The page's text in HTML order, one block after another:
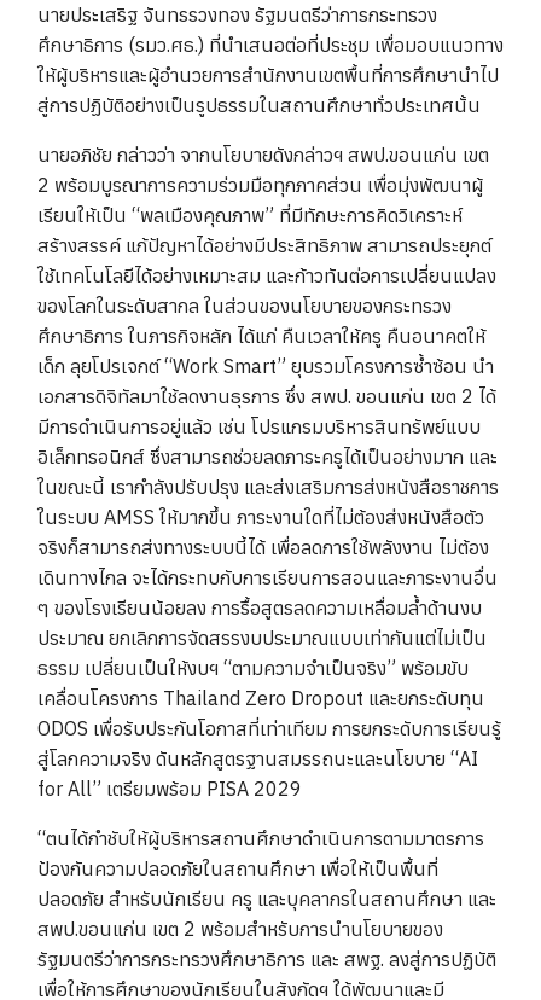
นายประเสริฐ จันทรรวงทอง รัฐมนตรีว่าการกระทรวง
ศึกษาธิการ (รมว.ศธ.) ที่นำเสนอต่อที่ประชุม เพื่อมอบแนวทาง
ให้ผู้บริหารและผู้อำนวยการสำนักงานเขตพื้นที่การศึกษานำไป
สู่การปฏิบัติอย่างเป็นรูปธรรมในสถานศึกษาทั่วประเทศนั้น
นายอภิชัย กล่าวว่า จากนโยบายดังกล่าวฯ สพป.ขอนแก่น เขต
2 พร้อมบูรณาการความร่วมมือทุกภาคส่วน เพื่อมุ่งพัฒนาผู้
เรียนให้เป็น “พลเมืองคุณภาพ” ที่มีทักษะการคิดวิเคราะห์
สร้างสรรค์ แก้ปัญหาได้อย่างมีประสิทธิภาพ สามารถประยุกต์
ใช้เทคโนโลยีได้อย่างเหมาะสม และก้าวทันต่อการเปลี่ยนแปลง
ของโลกในระดับสากล ในส่วนของนโยบายของกระทรวง
ศึกษาธิการ ในภารกิจหลัก ได้แก่ คืนเวลาให้ครู คืนอนาคตให้
เด็ก ลุยโปรเจกต์ “Work Smart” ยุบรวมโครงการซ้ำซ้อน นำ
เอกสารดิจิทัลมาใช้ลดงานธุรการ ซึ่ง สพป. ขอนแก่น เขต 2 ได้
มีการดำเนินการอยู่แล้ว เช่น โปรแกรมบริหารสินทรัพย์แบบ
อิเล็กทรอนิกส์ ซึ่งสามารถช่วยลดภาระครูได้เป็นอย่างมาก และ
ในขณะนี้ เรากำลังปรับปรุง และส่งเสริมการส่งหนังสือราชการ
ในระบบ AMSS ให้มากขึ้น ภาระงานใดที่ไม่ต้องส่งหนังสือตัว
จริงก็สามารถส่งทางระบบนี้ได้ เพื่อลดการใช้พลังงาน ไม่ต้อง
เดินทางไกล จะได้กระทบกับการเรียนการสอนและภาระงานอื่น
ๆ ของโรงเรียนน้อยลง การรื้อสูตรลดความเหลื่อมล้ำด้านงบ
ประมาณ ยกเลิกการจัดสรรงบประมาณแบบเท่ากันแต่ไม่เป็น
ธรรม เปลี่ยนเป็นให้งบฯ “ตามความจำเป็นจริง” พร้อมขับ
เคลื่อนโครงการ Thailand Zero Dropout และยกระดับทุน
ODOS เพื่อรับประกันโอกาสที่เท่าเทียม การยกระดับการเรียนรู้
สู่โลกความจริง ดันหลักสูตรฐานสมรรถนะและนโยบาย “AI
for All” เตรียมพร้อม PISA 2029
“ตนได้กำชับให้ผู้บริหารสถานศึกษาดำเนินการตามมาตรการ
ป้องกันความปลอดภัยในสถานศึกษา เพื่อให้เป็นพื้นที่
ปลอดภัย สำหรับนักเรียน ครู และบุคลากรในสถานศึกษา และ
สพป.ขอนแก่น เขต 2 พร้อมสำหรับการนำนโยบายของ
รัฐมนตรีว่าการกระทรวงศึกษาธิการ และ สพฐ. ลงสู่การปฏิบัติ
เพื่อให้การศึกษาของนักเรียนในสังกัดฯ ใด้พัฒนาและมี